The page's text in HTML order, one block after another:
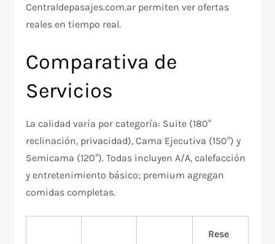
Centraldepasajes.com.ar permiten ver ofertas
reales en tiempo real.​
Comparativa de
Servicios
La calidad varía por categoría: Suite (180°
reclinación, privacidad), Cama Ejecutiva (150°) y
Semicama (120°). Todas incluyen A/A, calefacción
y entretenimiento básico; premium agregan
comidas completas.​
Rese